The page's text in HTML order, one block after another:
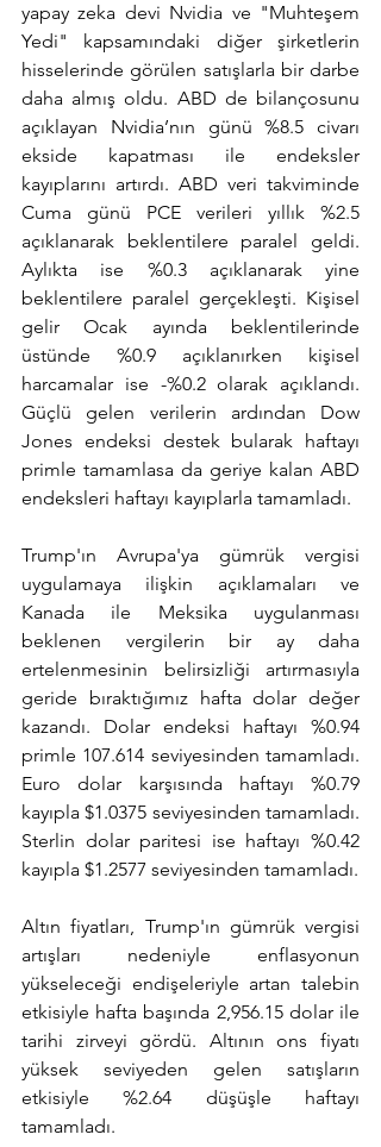
yapay zeka devi Nvidia ve "Muhteşem
Yedi" kapsamındaki diğer şirketlerin
hisselerinde görülen satışlarla bir darbe
daha almış oldu. ABD de bilançosunu
açıklayan Nvidia’nın günü %8.5 civarı
ekside kapatması ile endeksler
kayıplarını artırdı. ABD veri takviminde
Cuma günü PCE verileri yıllık %2.5
açıklanarak beklentilere paralel geldi.
Aylıkta ise %0.3 açıklanarak yine
beklentilere paralel gerçekleşti. Kişisel
gelir Ocak ayında beklentilerinde
üstünde %0.9 açıklanırken kişisel
harcamalar ise -%0.2 olarak açıklandı.
Güçlü gelen verilerin ardından Dow
Jones endeksi destek bularak haftayı
primle tamamlasa da geriye kalan ABD
endeksleri haftayı kayıplarla tamamladı.
Trump'ın Avrupa'ya gümrük vergisi
uygulamaya ilişkin açıklamaları ve
Kanada ile Meksika uygulanması
beklenen vergilerin bir ay daha
ertelenmesinin belirsizliği artırmasıyla
geride bıraktığımız hafta dolar değer
kazandı. Dolar endeksi haftayı %0.94
primle 107.614 seviyesinden tamamladı.
Euro dolar karşısında haftayı %0.79
kayıpla $1.0375 seviyesinden tamamladı.
Sterlin dolar paritesi ise haftayı %0.42
kayıpla $1.2577 seviyesinden tamamladı.
Altın fiyatları, Trump'ın gümrük vergisi
artışları nedeniyle enflasyonun
yükseleceği endişeleriyle artan talebin
etkisiyle hafta başında 2,956.15 dolar ile
tarihi zirveyi gördü. Altının ons fiyatı
yüksek seviyeden gelen satışların
etkisiyle %2.64 düşüşle haftayı
tamamladı.